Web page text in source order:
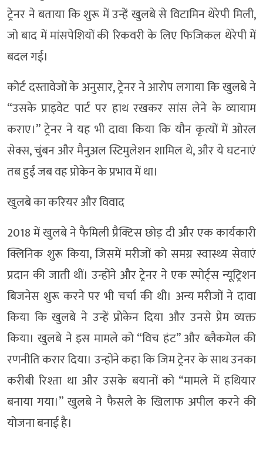
ट्रेनर ने बताया कि शुरू में उन्हें खुलबे से विटामिन थेरेपी मिली,
जो बाद में मांसपेशियों की रिकवरी के लिए फिजिकल थेरेपी में
बदल गई।
कोर्ट दस्तावेजों के अनुसार, ट्रेनर ने आरोप लगाया कि खुलबे ने
“उसके प्राइवेट पार्ट पर हाथ रखकर सांस लेने के व्यायाम
कराए।” ट्रेनर ने यह भी दावा किया कि यौन कृत्यों में ओरल
सेक्स, चुंबन और मैनुअल स्टिमुलेशन शामिल थे, और ये घटनाएं
तब हुईं जब वह प्रोकेन के प्रभाव में था।
खुलबे का करियर और विवाद
2018 में खुलबे ने फैमिली प्रैक्टिस छोड़ दी और एक कार्यकारी
क्लिनिक शुरू किया, जिसमें मरीजों को समग्र स्वास्थ्य सेवाएं
प्रदान की जाती थीं। उन्होंने और ट्रेनर ने एक स्पोर्ट्स न्यूट्रिशन
बिजनेस शुरू करने पर भी चर्चा की थी। अन्य मरीजों ने दावा
किया कि खुलबे ने उन्हें प्रोकेन दिया और उनसे प्रेम व्यक्त
किया। खुलबे ने इस मामले को “विच हंट” और ब्लैकमेल की
रणनीति करार दिया। उन्होंने कहा कि जिम ट्रेनर के साथ उनका
करीबी रिश्ता था और उसके बयानों को “मामले में हथियार
बनाया गया।” खुलबे ने फैसले के खिलाफ अपील करने की
योजना बनाई है।